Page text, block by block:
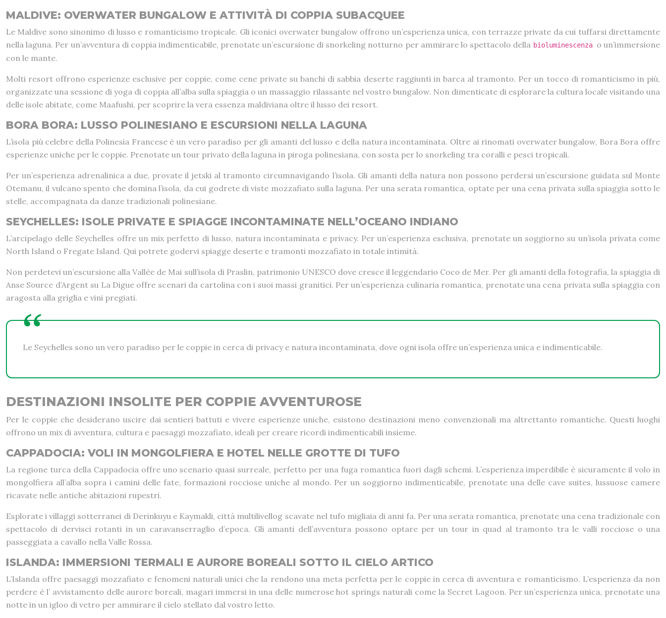
MALDIVE: OVERWATER BUNGALOW E ATTIVITÀ DI COPPIA SUBACQUEE
Le Maldive sono sinonimo di lusso e romanticismo tropicale. Gli iconici overwater bungalow offrono un’esperienza unica, con terrazze private da cui tuffarsi direttamente
nella laguna. Per un’avventura di coppia indimenticabile, prenotate un’escursione di snorkeling notturno per ammirare lo spettacolo della bioluminescenza o un’immersione
con le mante.
Molti resort offrono esperienze esclusive per coppie, come cene private su banchi di sabbia deserte raggiunti in barca al tramonto. Per un tocco di romanticismo in più,
organizzate una sessione di yoga di coppia all’alba sulla spiaggia o un massaggio rilassante nel vostro bungalow. Non dimenticate di esplorare la cultura locale visitando una
delle isole abitate, come Maafushi, per scoprire la vera essenza maldiviana oltre il lusso dei resort.
BORA BORA: LUSSO POLINESIANO E ESCURSIONI NELLA LAGUNA
L’isola più celebre della Polinesia Francese è un vero paradiso per gli amanti del lusso e della natura incontaminata. Oltre ai rinomati overwater bungalow, Bora Bora offre
esperienze uniche per le coppie. Prenotate un tour privato della laguna in piroga polinesiana, con sosta per lo snorkeling tra coralli e pesci tropicali.
Per un’esperienza adrenalinica a due, provate il jetski al tramonto circumnavigando l’isola. Gli amanti della natura non possono perdersi un’escursione guidata sul Monte
Otemanu, il vulcano spento che domina l’isola, da cui godrete di viste mozzafiato sulla laguna. Per una serata romantica, optate per una cena privata sulla spiaggia sotto le
stelle, accompagnata da danze tradizionali polinesiane.
SEYCHELLES: ISOLE PRIVATE E SPIAGGE INCONTAMINATE NELL’OCEANO INDIANO
L’arcipelago delle Seychelles offre un mix perfetto di lusso, natura incontaminata e privacy. Per un’esperienza esclusiva, prenotate un soggiorno su un’isola privata come
North Island o Fregate Island. Qui potrete godervi spiagge deserte e tramonti mozzafiato in totale intimità.
Non perdetevi un’escursione alla Vallée de Mai sull’isola di Praslin, patrimonio UNESCO dove cresce il leggendario Coco de Mer. Per gli amanti della fotografia, la spiaggia di
Anse Source d’Argent su La Digue offre scenari da cartolina con i suoi massi granitici. Per un’esperienza culinaria romantica, prenotate una cena privata sulla spiaggia con
aragosta alla griglia e vini pregiati.
Le Seychelles sono un vero paradiso per le coppie in cerca di privacy e natura incontaminata, dove ogni isola offre un’esperienza unica e indimenticabile.
DESTINAZIONI INSOLITE PER COPPIE AVVENTUROSE
Per le coppie che desiderano uscire dai sentieri battuti e vivere esperienze uniche, esistono destinazioni meno convenzionali ma altrettanto romantiche. Questi luoghi
offrono un mix di avventura, cultura e paesaggi mozzafiato, ideali per creare ricordi indimenticabili insieme.
CAPPADOCIA: VOLI IN MONGOLFIERA E HOTEL NELLE GROTTE DI TUFO
La regione turca della Cappadocia offre uno scenario quasi surreale, perfetto per una fuga romantica fuori dagli schemi. L’esperienza imperdibile è sicuramente il volo in
mongolfiera all’alba sopra i camini delle fate, formazioni rocciose uniche al mondo. Per un soggiorno indimenticabile, prenotate una delle cave suites, lussuose camere
ricavate nelle antiche abitazioni rupestri.
Esplorate i villaggi sotterranei di Derinkuyu e Kaymakli, città multilivellog scavate nel tufo migliaia di anni fa. Per una serata romantica, prenotate una cena tradizionale con
spettacolo di dervisci rotanti in un caravanserraglio d’epoca. Gli amanti dell’avventura possono optare per un tour in quad al tramonto tra le valli rocciose o una
passeggiata a cavallo nella Valle Rossa.
ISLANDA: IMMERSIONI TERMALI E AURORE BOREALI SOTTO IL CIELO ARTICO
L’Islanda offre paesaggi mozzafiato e fenomeni naturali unici che la rendono una meta perfetta per le coppie in cerca di avventura e romanticismo. L’esperienza da non
perdere è l’ avvistamento delle aurore boreali, magari immersi in una delle numerose hot springs naturali come la Secret Lagoon. Per un’esperienza unica, prenotate una
notte in un igloo di vetro per ammirare il cielo stellato dal vostro letto.